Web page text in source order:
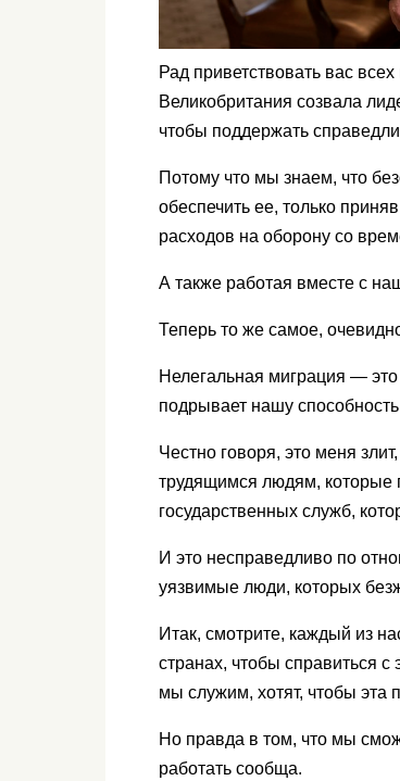
Рад приветствовать вас
Великобритания созвала
чтобы поддержать
Потому что мы знаем, что
обеспечить ее, только
расходов на оборону со
А также работая вместе с
Теперь то же самое,
Нелегальная миграция —
подрывает нашу
Честно говоря, это меня
трудящимся людям, которые
государственных служб,
И это несправедливо по
уязвимые люди, которых
Итак, смотрите, каждый из
странах, чтобы справиться
мы служим, хотят, чтобы
Но правда в том, что мы
работать сообща.